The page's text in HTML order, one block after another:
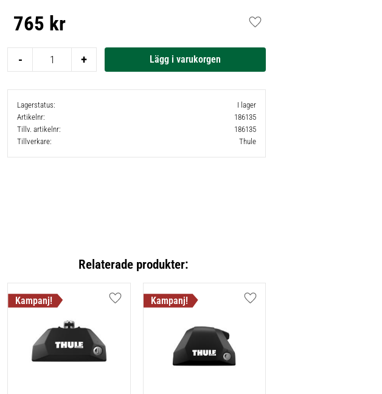
765 kr
+
-
Lägg till i favoriter
Lagerstatus
I lager
Artikelnr
186135
Tillv. artikelnr
186135
Tillverkare
Thule
Relaterade produkter:
Lägg till i favoriter Lägg till i favoriter